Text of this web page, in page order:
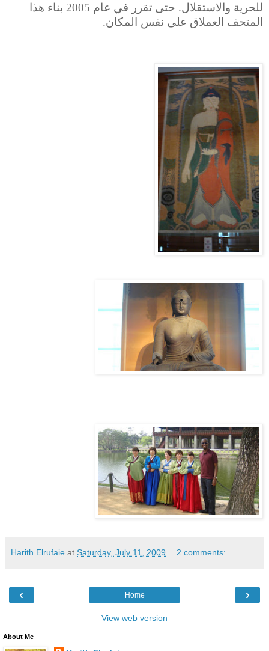
للحرية والاستقلال. حتى تقرر في عام 2005 بناء هذا
المتحف العملاق على نفس المكان.
Harith Elrufaie at Saturday, July 11, 2009 2 comments:
‹ ›
Home
View web version
About Me